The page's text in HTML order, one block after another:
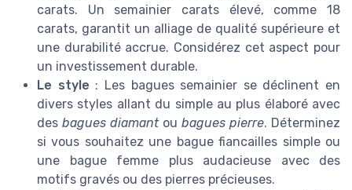
carats. Un semainier carats élevé, comme 18
carats, garantit un alliage de qualité supérieure et
une durabilité accrue. Considérez cet aspect pour
un investissement durable.
Le style : Les bagues semainier se déclinent en
divers styles allant du simple au plus élaboré avec
des bagues diamantou bagues pierre. Déterminez
si vous souhaitez une bague fiancailles simple ou
une bague femme plus audacieuse avec des
motifs gravés ou des pierres précieuses.